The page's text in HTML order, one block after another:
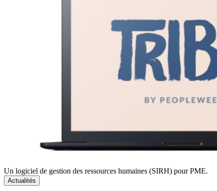
Un logiciel de gestion des ressources humaines (SIRH) pour PME.
Actualités